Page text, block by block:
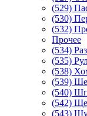
(529)
(530)
(532)
Прочее
(534)
(535)
(538)
(539)
(540)
(542)
(543)